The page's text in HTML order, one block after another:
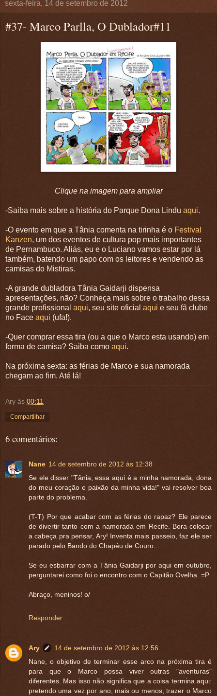
sexta-feira, 14 de setembro de 2012
#37- Marco Parlla, O Dublador#11
Clique na imagem para ampliar
-Saiba mais sobre a história do Parque Dona Lindu aqui.
-O evento em que a Tânia comenta na tirinha é o Festival
Kanzen, um dos eventos de cultura pop mais importantes
de Pernambuco. Aliás, eu e o Luciano vamos estar por lá
também, batendo um papo com os leitores e vendendo as
camisas do Mistiras.
-A grande dubladora Tânia Gaidarji dispensa
apresentações, não? Conheça mais sobre o trabalho dessa
grande profissional aqui, seu site oficial aqui e seu fã clube
no Face aqui (ufa!).
-Quer comprar essa tira (ou a que o Marco esta usando) em
forma de camisa? Saiba como aqui.
Na próxima sexta: as férias de Marco e sua namorada
chegam ao fim. Até lá!
Ary às 00:11
Compartilhar
6 comentários:
Nane 14 de setembro de 2012 às 12:38
Se ele disser "Tânia, essa aqui é a minha namorada, dona
do meu coração e paixão da minha vida!" vai resolver boa
parte do problema.
(T-T) Por que acabar com as férias do rapaz? Ele parece
de divertir tanto com a namorada em Recife. Bora colocar
a cabeça pra pensar, Ary! Inventa mais passeio, faz ele ser
parado pelo Bando do Chapéu de Couro...
Se eu esbarrar com a Tânia Gaidarji por aqui em outubro,
perguntarei como foi o encontro com o Capitão Ovelha. =P
Abraço, meninos! o/
Responder
Ary
14 de setembro de 2012 às 12:56
Nane, o objetivo de terminar esse arco na próxima tira é
para que o Marco possa viver outras "aventuras"
diferentes. Mas isso não significa que a coisa termina aqui:
pretendo uma vez por ano, mais ou menos, trazer o Marco